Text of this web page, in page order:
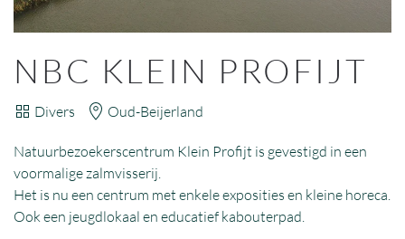
NBC KLEIN PROFIJT
Divers Oud-Beijerland
Natuurbezoekerscentrum Klein Profijt is gevestigd in een
voormalige zalmvisserij.
Het is nu een centrum met enkele exposities en kleine horeca.
Ook een jeugdlokaal en educatief kabouterpad.